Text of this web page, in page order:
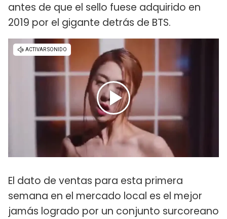
antes de que el sello fuese adquirido en
2019 por el gigante detrás de BTS.
El dato de ventas para esta primera
semana en el mercado local es el mejor
jamás logrado por un conjunto surcoreano